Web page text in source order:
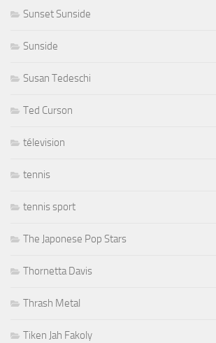
Sunset Sunside
Sunside
Susan Tedeschi
Ted Curson
télevision
tennis
tennis sport
The Japonese Pop Stars
Thornetta Davis
Thrash Metal
Tiken Jah Fakoly